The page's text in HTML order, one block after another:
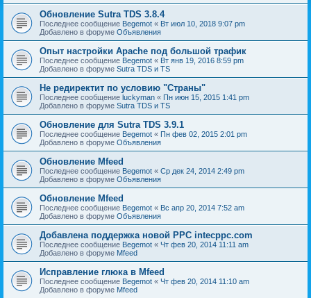
Обновление Sutra TDS 3.8.4
Последнее сообщение Begemot « Вт июл 10, 2018 9:07 pm
Добавлено в форуме Объявления
Опыт настройки Apache под большой трафик
Последнее сообщение Begemot « Вт янв 19, 2016 8:59 pm
Добавлено в форуме Sutra TDS и TS
Не редиректит по условию "Страны"
Последнее сообщение luckyman « Пн июн 15, 2015 1:41 pm
Добавлено в форуме Sutra TDS и TS
Обновление для Sutra TDS 3.9.1
Последнее сообщение Begemot « Пн фев 02, 2015 2:01 pm
Добавлено в форуме Объявления
Обновление Mfeed
Последнее сообщение Begemot « Ср дек 24, 2014 2:49 pm
Добавлено в форуме Объявления
Обновление Mfeed
Последнее сообщение Begemot « Вс апр 20, 2014 7:52 am
Добавлено в форуме Объявления
Добавлена поддержка новой PPC intecppc.com
Последнее сообщение Begemot « Чт фев 20, 2014 11:11 am
Добавлено в форуме Mfeed
Исправление глюка в Mfeed
Последнее сообщение Begemot « Чт фев 20, 2014 11:10 am
Добавлено в форуме Mfeed